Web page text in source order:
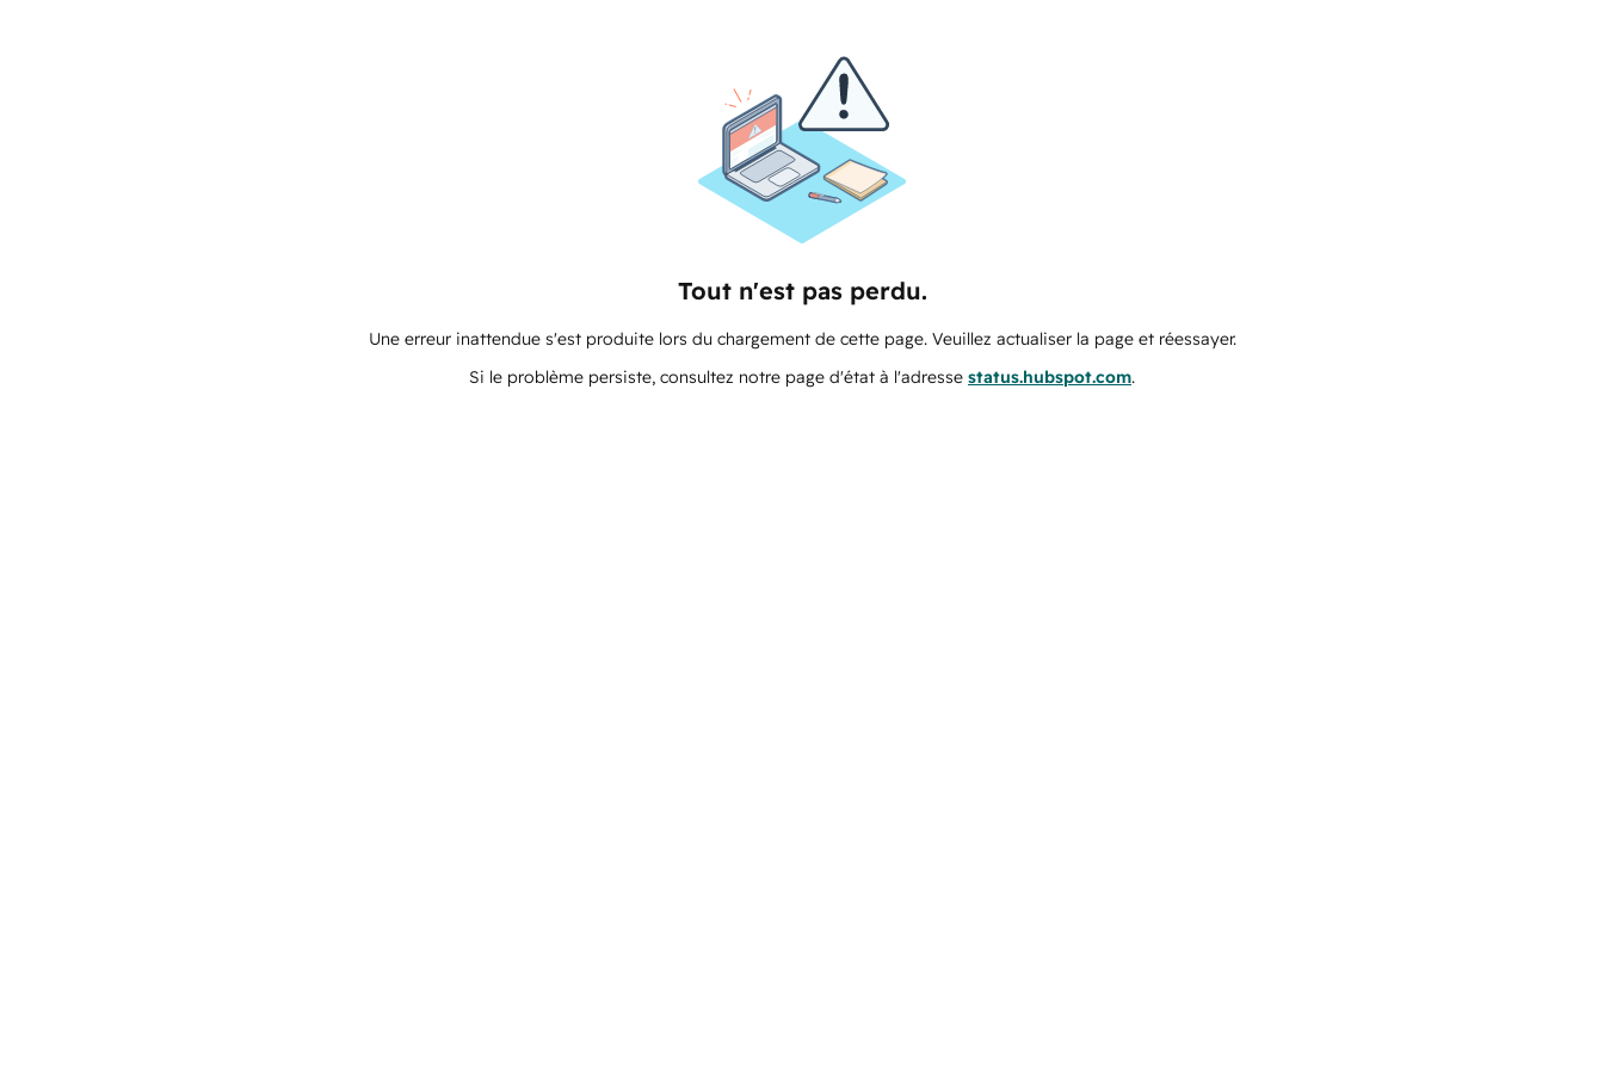
Tout n'est pas perdu.
Une erreur inattendue s'est produite lors du chargement de cette page. Veuillez actualiser la page et réessayer.
Si le problème persiste, consultez notre page d'état à l'adresse status.hubspot.com.